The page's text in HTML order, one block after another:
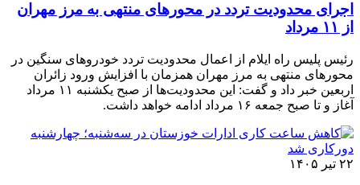
اجرای محدودیت تردد در محورهای منتهی به مرز مهران
از ۱۱ مرداد
رئیس پلیس راه ایلام از اعمال محدودیت تردد خودروهای سنگین در
محورهای منتهی به مرز مهران همزمان با افزایش ورود زائران
اربعین خبر داد و گفت: این محدودیت‌ها از صبح یکشنبه ۱۱ مرداد
آغاز و تا صبح جمعه ۱۶ مرداد ادامه خواهد داشت.
۲۲ تیر ۱۴۰۵